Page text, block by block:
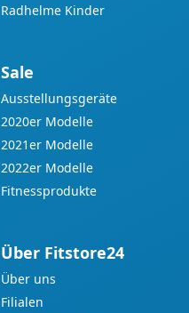
Radhelme Kinder
Sale
Ausstellungsgeräte
2020er Modelle
2021er Modelle
2022er Modelle
Fitnessprodukte
Über Fitstore24
Über uns
Filialen